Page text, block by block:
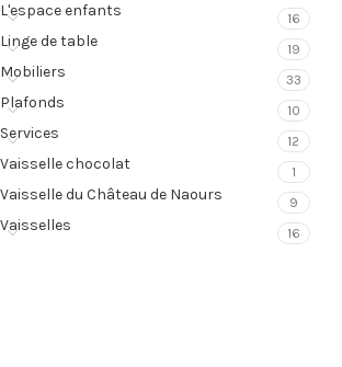
L'espace enfants 16
Linge de table 19
Mobiliers 33
Plafonds 10
Services 12
Vaisselle chocolat 1
Vaisselle du Château de Naours 9
Vaisselles 16